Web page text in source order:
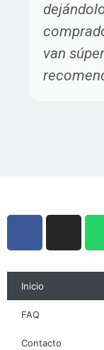
van
Inicio
FAQ
Contacto